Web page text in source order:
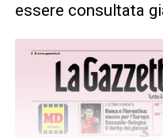
essere consultata